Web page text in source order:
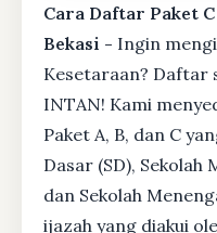
Cara Daftar Paket
Bekasi - Ingin
Kesetaraan? Daftar
INTAN! Kami
Paket A, B, dan C
Dasar (SD), Sekolah
dan Sekolah
ijazah yang diakui